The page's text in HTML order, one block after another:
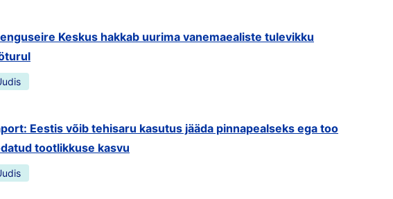
Keskus hakkab uurima vanemaealiste tulevikku
Eestis võib tehisaru kasutus jääda pinnapealseks ega too
tootlikkuse kasvu